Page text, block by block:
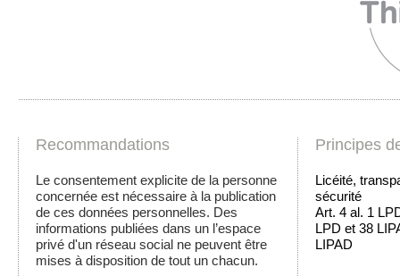
Recommandations
Le consentement explicite de la personne
concernée est nécessaire à la publication
de ces données personnelles. Des
informations publiées dans un l’espace
privé d'un réseau social ne peuvent être
mises à disposition de tout un chacun.
Principes
Licéité,
sécurité
Art. 4 al. 1
LPD et 38
LIPAD